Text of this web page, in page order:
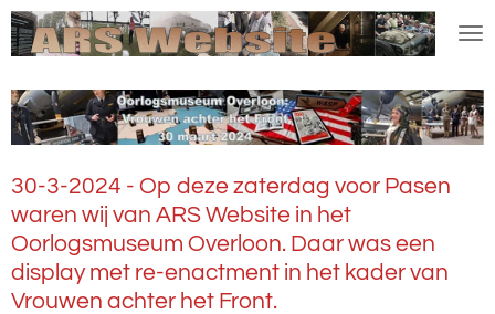
Ga
direct
de
hoofdinhoud
30-3-2024 - Op deze zaterdag voor Pasen
waren wij van ARS Website in het
Oorlogsmuseum Overloon. Daar was een
display met re-enactment in het kader van
Vrouwen achter het Front.